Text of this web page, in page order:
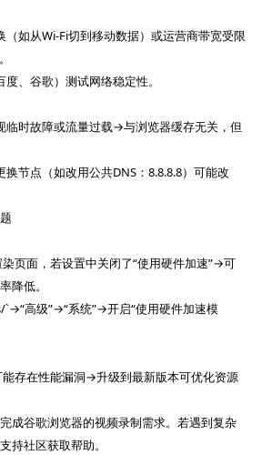
（如从Wi-Fi切到移动数据）或运营商带宽受限
、谷歌）测试网络稳定性。
临时故障或流量过载→与浏览器缓存无关，但
节点（如改用公共DNS：8.8.8.8）可能改
页面，若设置中关闭了“使用硬件加速”→可
降低。
高级”→“系统”→开启“使用硬件加速模
存在性能漏洞→升级到最新版本可优化资源
成谷歌浏览器的视频录制需求。若遇到复杂
持社区获取帮助。